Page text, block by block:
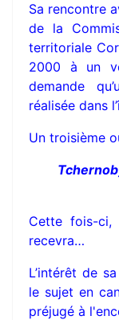
Sa rencontre
de la
territoriale
2000 à un
demande
réalisée dans
Un troisième
Cette fois-ci,
recevra…
L’intérêt de
le sujet en
préjugé à